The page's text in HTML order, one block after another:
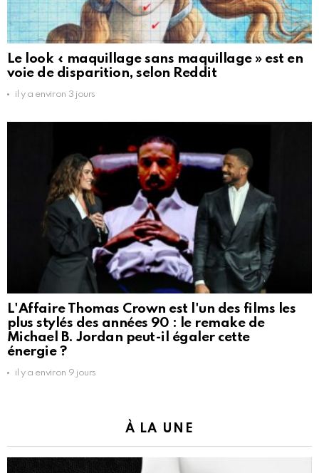
Le look « maquillage sans maquillage » est en
voie de disparition, selon Reddit
il y a environ 3 jours
L'Affaire Thomas Crown est l'un des films les
plus stylés des années 90 : le remake de
Michael B. Jordan peut-il égaler cette
énergie ?
il y a environ 9 jours
À LA UNE